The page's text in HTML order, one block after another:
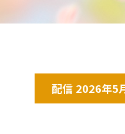
配信 2026年5